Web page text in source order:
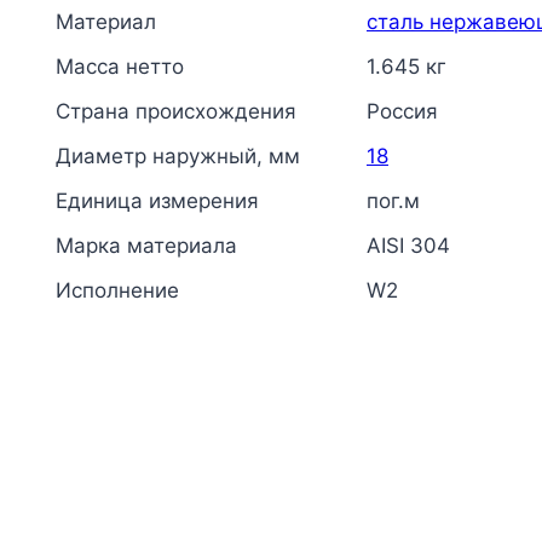
Материал
сталь
Масса нетто
1.645 кг
Страна происхождения
Россия
Диаметр наружный, мм
18
Единица измерения
пог.м
Марка материала
AISI 304
Исполнение
W2